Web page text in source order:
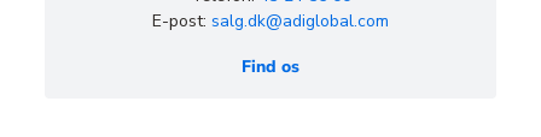
E-post:salg.dk@adiglobal.com
Find os